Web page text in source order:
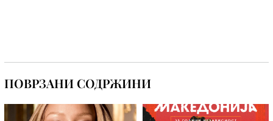
ПОВРЗАНИ СОДРЖИНИ